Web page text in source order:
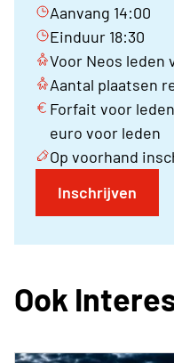
Aanvang 14:00
Einduur 18:30
Voor Neos leden
Aantal plaatsen
Forfait voor
euro voor leden
Op voorhand
Inschrijven
Ook